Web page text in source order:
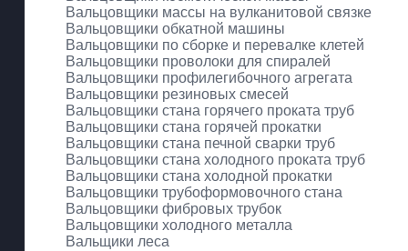
Вальцовщики массы на вулканитовой связке
Вальцовщики обкатной машины
Вальцовщики по сборке и перевалке клетей
Вальцовщики проволоки для спиралей
Вальцовщики профилегибочного агрегата
Вальцовщики резиновых смесей
Вальцовщики стана горячего проката труб
Вальцовщики стана горячей прокатки
Вальцовщики стана печной сварки труб
Вальцовщики стана холодного проката труб
Вальцовщики стана холодной прокатки
Вальцовщики трубоформовочного стана
Вальцовщики фибровых трубок
Вальцовщики холодного металла
Вальщики леса